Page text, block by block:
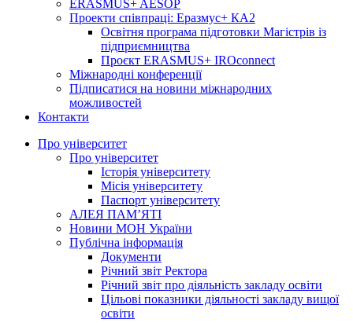
ERASMUS+ AESOP
Проекти співпраці: Еразмус+ КА2
Освітня програма підготовки Магістрів із
підприємництва
Проєкт ERASMUS+ IROconnect
Міжнародні конференції
Підписатися на новини міжнародних
можливостей
Контакти
Про університет
Про університет
Історія університету
Місія університету
Паспорт університету
АЛЕЯ ПАМ’ЯТІ
Новини МОН України
Публічна інформація
Документи
Річний звіт Ректора
Річний звіт про діяльність закладу освіти
Цільові показники діяльності закладу вищої
освіти